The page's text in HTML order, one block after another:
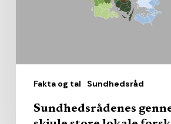
Fakta og tal Sundhedsråd
Sundhedsrådenes